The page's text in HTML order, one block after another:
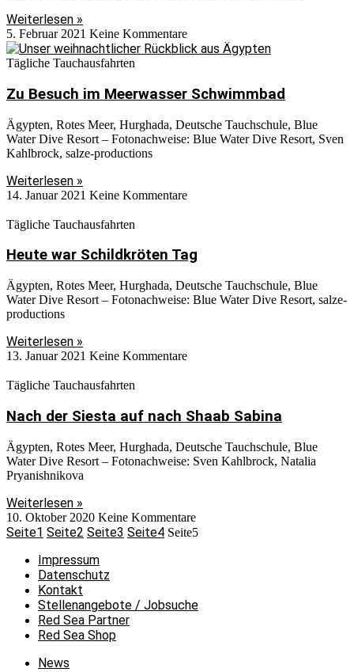
Weiterlesen »
5. Februar 2021 Keine Kommentare
Tägliche Tauchausfahrten
Zu Besuch im Meerwasser Schwimmbad
Ägypten, Rotes Meer, Hurghada, Deutsche Tauchschule, Blue
Water Dive Resort – Fotonachweise: Blue Water Dive Resort, Sven
Kahlbrock, salze-productions
Weiterlesen »
14. Januar 2021 Keine Kommentare
Tägliche Tauchausfahrten
Heute war Schildkröten Tag
Ägypten, Rotes Meer, Hurghada, Deutsche Tauchschule, Blue
Water Dive Resort – Fotonachweise: Blue Water Dive Resort, salze-
productions
Weiterlesen »
13. Januar 2021 Keine Kommentare
Tägliche Tauchausfahrten
Nach der Siesta auf nach Shaab Sabina
Ägypten, Rotes Meer, Hurghada, Deutsche Tauchschule, Blue
Water Dive Resort – Fotonachweise: Sven Kahlbrock, Natalia
Pryanishnikova
Weiterlesen »
10. Oktober 2020 Keine Kommentare
Seite1 Seite2 Seite3 Seite4 Seite5
Impressum
Datenschutz
Kontakt
Stellenangebote / Jobsuche
Red Sea Partner
Red Sea Shop
News